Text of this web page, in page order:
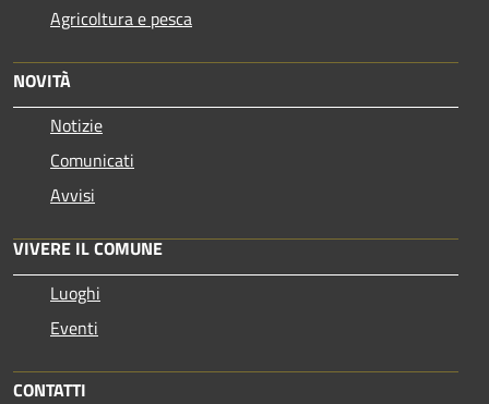
Agricoltura e pesca
NOVITÀ
Notizie
Comunicati
Avvisi
VIVERE IL COMUNE
Luoghi
Eventi
CONTATTI